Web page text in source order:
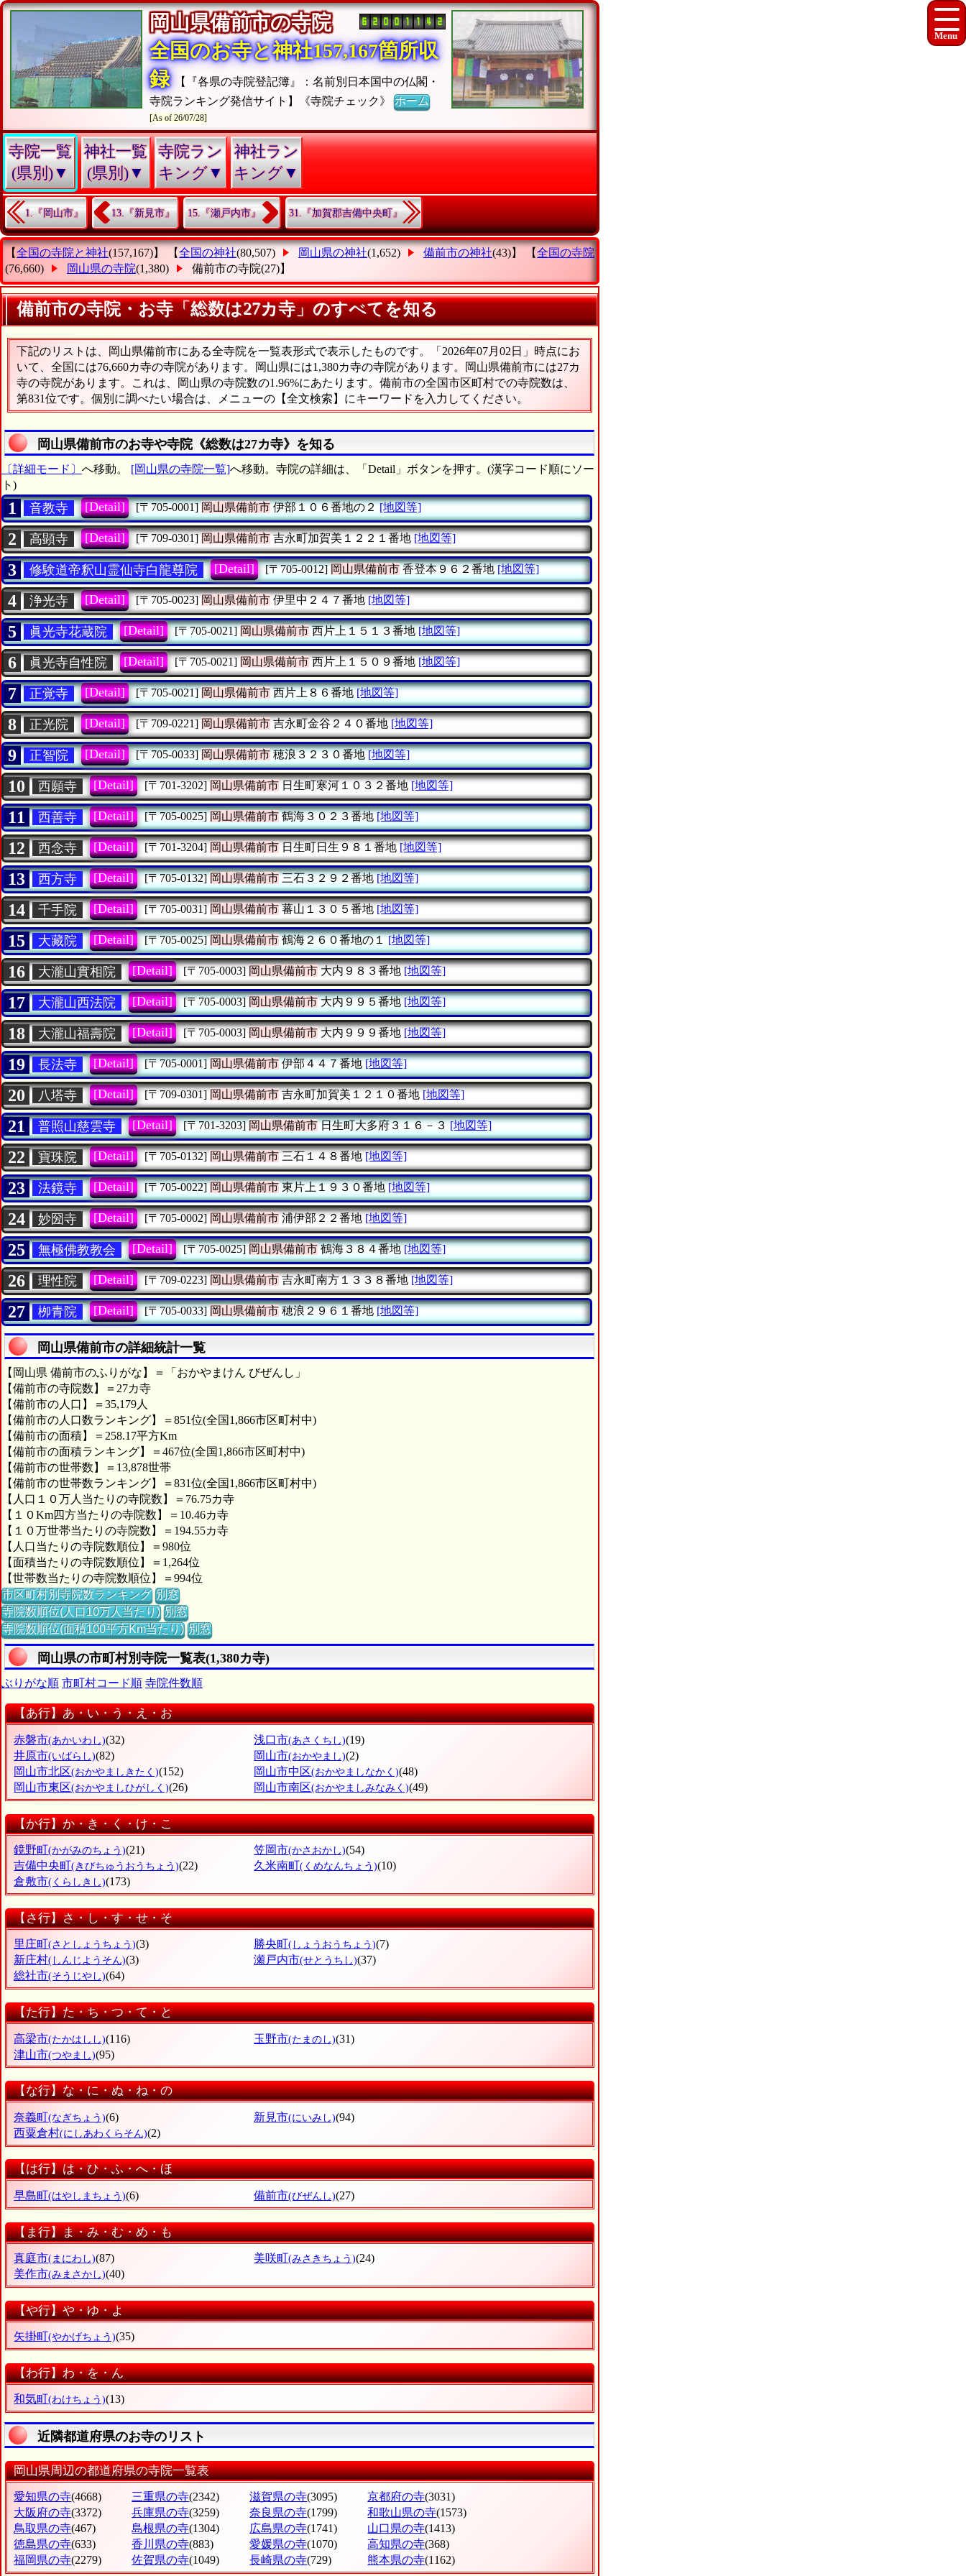
岡山県備前市の寺院
全国のお寺と神社157,167箇所収
録
【『各県の寺院登記簿』：名前別日本国中の仏閣・
寺院ランキング発信サイト】《寺院チェック》ホーム
[As of 26/07/28]
寺院一覧
(県別)▼
神社一覧
(県別)▼
寺院ラン
キング▼
神社ラン
キング▼
1.『岡山市』 13.『新見市』 15.『瀬戸内市』 31.『加賀郡吉備中央町』
【全国の寺院と神社(157,167)】 【全国の神社(80,507) 岡山県の神社(1,652) 備前市の神社(43)】 【全国の寺院
(76,660)
岡山県の寺院(1,380) 備前市の寺院(27)】
備前市の寺院・お寺「総数は27カ寺」のすべてを知る
下記のリストは、岡山県備前市にある全寺院を一覧表形式で表示したものです。「2026年07月02日」時点にお
いて、全国には76,660カ寺の寺院があります。岡山県には1,380カ寺の寺院があります。岡山県備前市には27カ
寺の寺院があります。これは、岡山県の寺院数の1.96%にあたります。備前市の全国市区町村での寺院数は、
第831位です。個別に調べたい場合は、メニューの【全文検索】にキーワードを入力してください。
岡山県備前市のお寺や寺院《総数は27カ寺》を知る
〔詳細モード〕 へ移動。 [岡山県の寺院一覧]へ移動。寺院の詳細は、「Detail」ボタンを押す。(漢字コード順にソー
ト)
1 音教寺 [Detail] [〒705-0001] 岡山県備前市伊部１０６番地の２ [地図等]
2 高顕寺 [Detail] [〒709-0301] 岡山県備前市吉永町加賀美１２２１番地 [地図等]
3 修験道帝釈山霊仙寺白龍尊院 [Detail] [〒705-0012] 岡山県備前市香登本９６２番地 [地図等]
4 浄光寺 [Detail] [〒705-0023] 岡山県備前市伊里中２４７番地 [地図等]
5 眞光寺花蔵院 [Detail] [〒705-0021] 岡山県備前市西片上１５１３番地 [地図等]
6 眞光寺自性院 [Detail] [〒705-0021] 岡山県備前市西片上１５０９番地 [地図等]
7 正覚寺 [Detail] [〒705-0021] 岡山県備前市西片上８６番地 [地図等]
8 正光院 [Detail] [〒709-0221] 岡山県備前市吉永町金谷２４０番地 [地図等]
9 正智院 [Detail] [〒705-0033] 岡山県備前市穂浪３２３０番地 [地図等]
10 西願寺 [Detail] [〒701-3202] 岡山県備前市日生町寒河１０３２番地 [地図等]
11 西善寺 [Detail] [〒705-0025] 岡山県備前市鶴海３０２３番地 [地図等]
12 西念寺 [Detail] [〒701-3204] 岡山県備前市日生町日生９８１番地 [地図等]
13 西方寺 [Detail] [〒705-0132] 岡山県備前市三石３２９２番地 [地図等]
14 千手院 [Detail] [〒705-0031] 岡山県備前市蕃山１３０５番地 [地図等]
15 大藏院 [Detail] [〒705-0025] 岡山県備前市鶴海２６０番地の１ [地図等]
16 大瀧山實相院 [Detail] [〒705-0003] 岡山県備前市大内９８３番地 [地図等]
17 大瀧山西法院 [Detail] [〒705-0003] 岡山県備前市大内９９５番地 [地図等]
18 大瀧山福壽院 [Detail] [〒705-0003] 岡山県備前市大内９９９番地 [地図等]
19 長法寺 [Detail] [〒705-0001] 岡山県備前市伊部４４７番地 [地図等]
20 八塔寺 [Detail] [〒709-0301] 岡山県備前市吉永町加賀美１２１０番地 [地図等]
21 普照山慈雲寺 [Detail] [〒701-3203] 岡山県備前市日生町大多府３１６－３ [地図等]
22 寶珠院 [Detail] [〒705-0132] 岡山県備前市三石１４８番地 [地図等]
23 法鏡寺 [Detail] [〒705-0022] 岡山県備前市東片上１９３０番地 [地図等]
24 妙圀寺 [Detail] [〒705-0002] 岡山県備前市浦伊部２２番地 [地図等]
25 無極佛教教会 [Detail] [〒705-0025] 岡山県備前市鶴海３８４番地 [地図等]
26 理性院 [Detail] [〒709-0223] 岡山県備前市吉永町南方１３３８番地 [地図等]
27 栁青院 [Detail] [〒705-0033] 岡山県備前市穂浪２９６１番地 [地図等]
岡山県備前市の詳細統計一覧
【岡山県 備前市のふりがな】＝「おかやまけん びぜんし」
【備前市の寺院数】＝27カ寺
【備前市の人口】＝35,179人
【備前市の人口数ランキング】＝851位(全国1,866市区町村中)
【備前市の面積】＝258.17平方Km
【備前市の面積ランキング】＝467位(全国1,866市区町村中)
【備前市の世帯数】＝13,878世帯
【備前市の世帯数ランキング】＝831位(全国1,866市区町村中)
【人口１０万人当たりの寺院数】＝76.75カ寺
【１０Km四方当たりの寺院数】＝10.46カ寺
【１０万世帯当たりの寺院数】＝194.55カ寺
【人口当たりの寺院数順位】＝980位
【面積当たりの寺院数順位】＝1,264位
【世帯数当たりの寺院数順位】＝994位
市区町村別寺院数ランキング 別窓
寺院数順位(人口10万人当たり) 別窓
寺院数順位(面積100平方Km当たり) 別窓
岡山県の市町村別寺院一覧表(1,380カ寺)
ぶりがな順 市町村コード順 寺院件数順
【あ行】あ・い・う・え・お
赤磐市(あかいわし)(32) 浅口市(あさくちし)(19)
井原市(いばらし)(82) 岡山市(おかやまし)(2)
岡山市北区(おかやましきたく)(152) 岡山市中区(おかやましなかく)(48)
岡山市東区(おかやましひがしく)(26) 岡山市南区(おかやましみなみく)(49)
【か行】か・き・く・け・こ
鏡野町(かがみのちょう)(21) 笠岡市(かさおかし)(54)
吉備中央町(きびちゅうおうちょう)(22) 久米南町(くめなんちょう)(10)
倉敷市(くらしきし)(173)
【さ行】さ・し・す・せ・そ
里庄町(さとしょうちょう)(3) 勝央町(しょうおうちょう)(7)
新庄村(しんじようそん)(3) 瀬戸内市(せとうちし)(37)
総社市(そうじやし)(64)
【た行】た・ち・つ・て・と
高梁市(たかはしし)(116) 玉野市(たまのし)(31)
津山市(つやまし)(95)
【な行】な・に・ぬ・ね・の
奈義町(なぎちょう)(6) 新見市(にいみし)(94)
西粟倉村(にしあわくらそん)(2)
【は行】は・ひ・ふ・へ・ほ
早島町(はやしまちょう)(6) 備前市(びぜんし)(27)
【ま行】ま・み・む・め・も
真庭市(まにわし)(87) 美咲町(みさきちょう)(24)
美作市(みまさかし)(40)
【や行】や・ゆ・よ
矢掛町(やかげちょう)(35)
【わ行】わ・を・ん
和気町(わけちょう)(13)
近隣都道府県のお寺のリスト
岡山県周辺の都道府県の寺院一覧表
愛知県の寺(4668) 三重県の寺(2342) 滋賀県の寺(3095) 京都府の寺(3031)
大阪府の寺(3372) 兵庫県の寺(3259) 奈良県の寺(1799) 和歌山県の寺(1573)
鳥取県の寺(467) 島根県の寺(1304) 広島県の寺(1741) 山口県の寺(1413)
徳島県の寺(633) 香川県の寺(883) 愛媛県の寺(1070) 高知県の寺(368)
福岡県の寺(2279) 佐賀県の寺(1049) 長崎県の寺(729) 熊本県の寺(1162)